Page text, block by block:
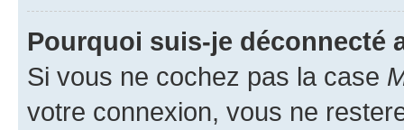
Pourquoi suis-je déconnecté
Si vous ne cochez pas la case
votre connexion, vous ne